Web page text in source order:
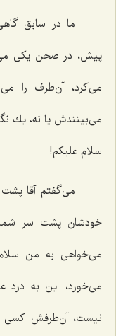
ما در سابق
پیش، در صحن یكی
می‌كرد، آن‌طرف را
می‌بینندش یا نه، یك
سلام علیكم!
می‌گفتم آقا
خودشان پشت سر
می‌خواهی به من
می‌خورد، این به
نیست، آن‌طرفش كسی